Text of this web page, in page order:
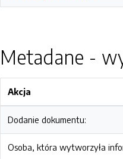
Metadane -
Akcja
Dodanie dokumentu:
Osoba, która wytworzyła